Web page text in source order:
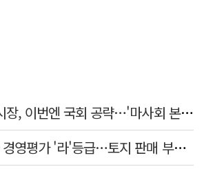
김병삼 경북 영천시장, 이번엔 국회 공략…'마사회 본사 이전·광역교통망 확충' 요청
대구도시개발공사 경영평가 '라'등급…토지 판매 부진에 1년 만에 두 단계 '뚝'